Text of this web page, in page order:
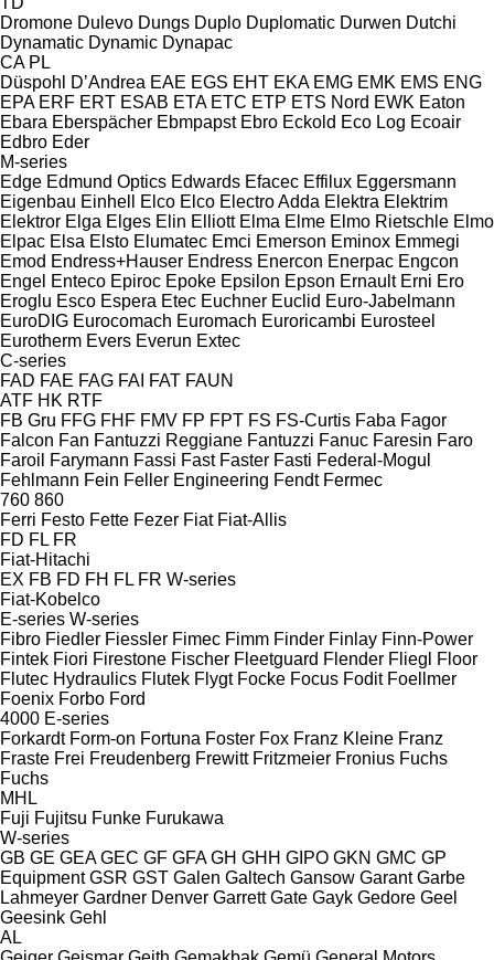
Dromone Dulevo Dungs Duplo Duplomatic Durwen Dutchi
Dynamatic Dynamic Dynapac
CA PL
Düspohl
D’Andrea EAE EGS EHT EKA EMG EMK EMS ENG
EPA ERF ERT ESAB ETA ETC ETP ETS Nord EWK Eaton
Ebara Eberspächer Ebmpapst Ebro Eckold Eco Log Ecoair
Edbro Eder
M-series
Edge Edmund Optics Edwards Efacec Effilux Eggersmann
Eigenbau Einhell Elco Elco Electro Adda Elektra Elektrim
Elektror Elga Elges Elin Elliott Elma Elme Elmo Rietschle Elmo
Elpac Elsa Elsto Elumatec Emci Emerson Eminox Emmegi
Emod Endress+Hauser Endress Enercon Enerpac Engcon
Engel Enteco Epiroc Epoke Epsilon Epson Ernault Erni Ero
Eroglu Esco Espera Etec Euchner Euclid Euro-Jabelmann
EuroDIG Eurocomach Euromach Euroricambi Eurosteel
Eurotherm Evers Everun Extec
C-series
FAD FAE FAG FAI FAT FAUN
ATF HK RTF
FB Gru FFG FHF FMV FP FPT FS FS-Curtis Faba Fagor
Falcon Fan Fantuzzi Reggiane Fantuzzi Fanuc Faresin Faro
Faroil
Farymann Fassi Fast Faster Fasti Federal-Mogul
Fehlmann Fein Feller Engineering Fendt Fermec
760 860
Ferri Festo Fette Fezer Fiat Fiat-Allis
FD FL FR
Fiat-Hitachi
EX FB FD FH FL FR W-series
Fiat-Kobelco
E-series W-series
Fibro Fiedler Fiessler Fimec Fimm Finder Finlay Finn-Power
Fintek Fiori Firestone Fischer Fleetguard Flender Fliegl
Floor
Flutec Hydraulics Flutek Flygt Focke Focus Fodit Foellmer
Foenix Forbo Ford
4000 E-series
Forkardt Form-on Fortuna Foster Fox Franz Kleine Franz
Fraste Frei Freudenberg Frewitt Fritzmeier Fronius Fuchs
Fuchs
MHL
Fuji Fujitsu Funke Furukawa
W-series
GB GE GEA GEC GF GFA GH GHH GIPO GKN GMC GP
Equipment GSR GST Galen Galtech Gansow Garant Garbe
Lahmeyer Gardner Denver Garrett Gate Gayk Gedore Geel
Geesink Gehl
AL